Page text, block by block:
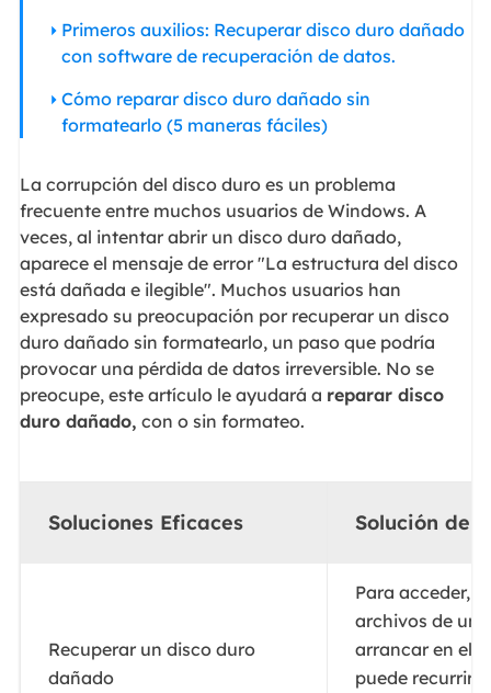
Primeros auxilios: Recuperar disco duro dañado
con software de recuperación de datos.
Cómo reparar disco duro dañado sin
formatearlo (5 maneras fáciles)
La corrupción del disco duro es un problema
frecuente entre muchos usuarios de Windows. A
veces, al intentar abrir un disco duro dañado,
aparece el mensaje de error "La estructura del disco
está dañada e ilegible". Muchos usuarios han
expresado su preocupación por recuperar un disco
duro dañado sin formatearlo, un paso que podría
provocar una pérdida de datos irreversible. No se
preocupe, este artículo le ayudará a reparar disco
duro dañado, con o sin formateo.
Soluciones Eficaces Solución de
Recuperar un disco duro
dañado
Para acceder,
archivos de un
arrancar en el
puede recurrir